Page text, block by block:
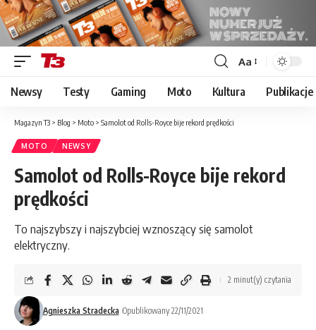
Font
Resizer
Aa
Newsy Testy Gaming Moto Kultura Publikacje
Magazyn T3 > Blog > Moto > Samolot od Rolls-Royce bije rekord prędkości
MOTO NEWSY
Samolot od Rolls-Royce bije rekord
prędkości
To najszybszy i najszybciej wznoszący się samolot
elektryczny.
Agnieszka Stradecka Opublikowany 22/11/2021
2 minut(y) czytania